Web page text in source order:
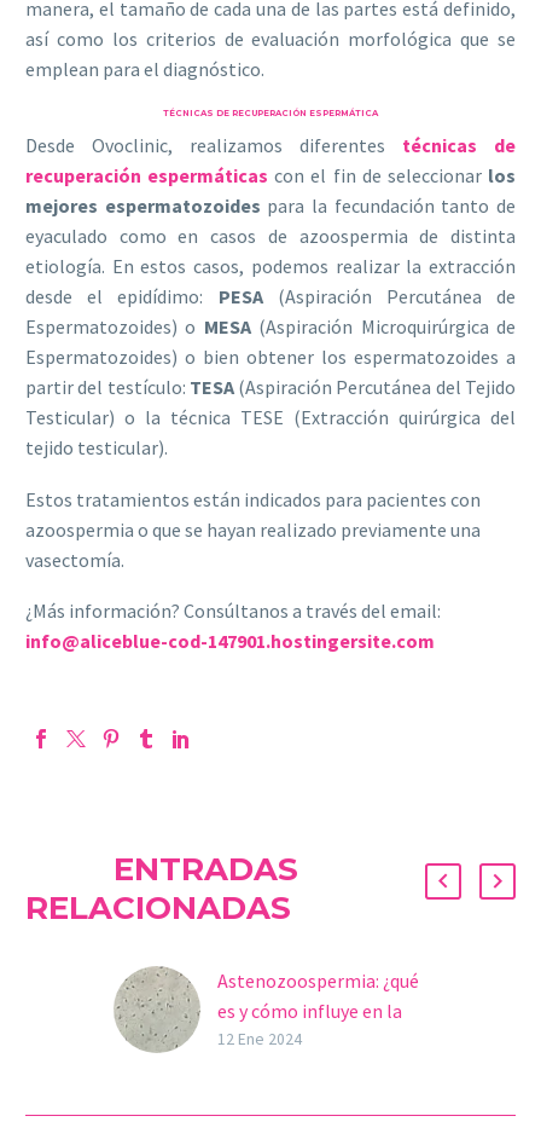
manera, el tamaño de cada una de las partes está definido,
así como los criterios de evaluación morfológica que se
emplean para el diagnóstico.
TÉCNICAS DE RECUPERACIÓN ESPERMÁTICA
Desde Ovoclinic, realizamos diferentes técnicas de
recuperación espermáticas con el fin de seleccionar los
mejores espermatozoides para la fecundación tanto de
eyaculado como en casos de azoospermia de distinta
etiología. En estos casos, podemos realizar la extracción
desde el epidídimo: PESA(Aspiración Percutánea de
Espermatozoides) o MESA(Aspiración Microquirúrgica de
Espermatozoides) o bien obtener los espermatozoides a
partir del testículo: TESA(Aspiración Percutánea del Tejido
Testicular) o la técnica TESE (Extracción quirúrgica del
tejido testicular).
Estos tratamientos están indicados para pacientes con
azoospermia o que se hayan realizado previamente una
vasectomía.
¿Más información? Consúltanos a través del email:
info@aliceblue-cod-147901.hostingersite.com
ENTRADAS
RELACIONADAS
Astenozoospermia: ¿qué
es y cómo influye en la
fertilidad?
12 Ene 2024